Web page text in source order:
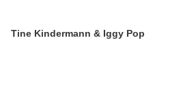
Tine Kindermann & Iggy Pop